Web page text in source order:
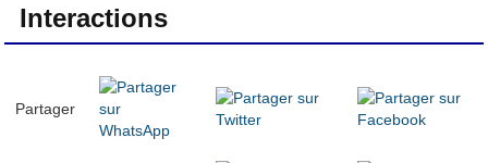
Interactions
Partager